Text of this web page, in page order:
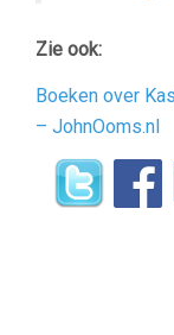
Zie ook:
Boeken over
– JohnOoms.nl